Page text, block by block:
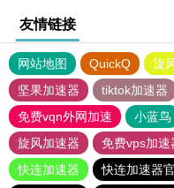
友情链接
网站地图 QuickQ 旋
坚果加速器
tiktok加速器
免费vqn外网加速
小蓝鸟
旋风加速器
免费vps加速
快连加速器
快连加速器